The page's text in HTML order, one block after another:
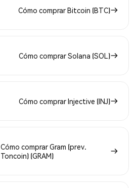
Cómo comprar Bitcoin (BTC)
Cómo comprar Solana (SOL)
Cómo comprar Injective (INJ)
Cómo comprar Gram (prev.
Toncoin) (GRAM)